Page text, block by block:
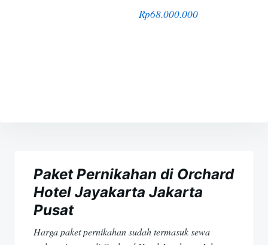
Rp68.000.000
posPaket Pernikahan di Orchard
Hotel Jayakarta Jakarta
Pusat
Harga paket pernikahan sudah termasuk sewa